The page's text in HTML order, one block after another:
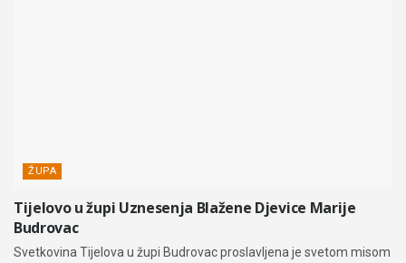
ŽUPA
Tijelovo u župi Uznesenja Blažene Djevice Marije
Budrovac
Svetkovina Tijelova u župi Budrovac proslavljena je svetom misom